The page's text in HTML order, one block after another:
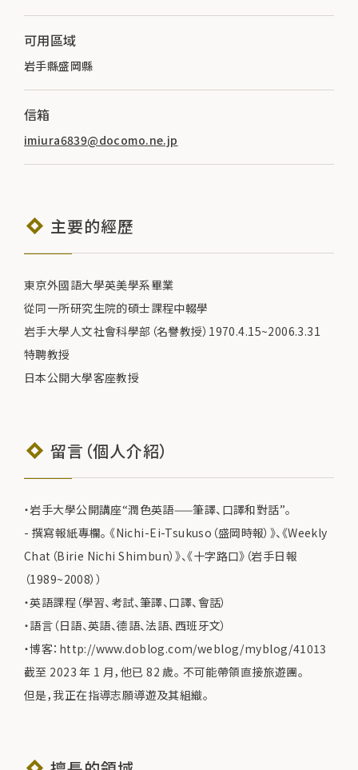
可用區域
岩手縣盛岡縣
信箱
imiura6839@docomo.ne.jp
主要的經歷
東京外國語大學英美學系畢業
從同一所研究生院的碩士課程中輟學
岩手大學人文社會科學部（名譽教授）1970.4.15~2006.3.31
特聘教授
日本公開大學客座教授
留言（個人介紹）
・岩手大學公開講座“潤色英語——筆譯、口譯和對話”。
- 撰寫報紙專欄。 《Nichi-Ei-Tsukuso（盛岡時報）》、《Weekly
Chat（Birie Nichi Shimbun）》、《十字路口》（岩手日報
（1989~2008））
・英語課程（學習、考試、筆譯、口譯、會話）
・語言（日語、英語、德語、法語、西班牙文）
・博客：http://www.doblog.com/weblog/myblog/41013
截至 2023 年 1 月，他已 82 歲。 不可能帶領直接旅遊團。
但是，我正在指導志願導遊及其組織。